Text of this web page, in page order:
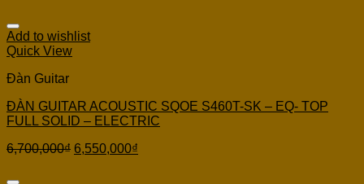
Add to wishlist
Quick View
Đàn Guitar
ĐÀN GUITAR ACOUSTIC SQOE S460T-SK – EQ- TOP
FULL SOLID – ELECTRIC
6,700,000₫ 6,550,000₫